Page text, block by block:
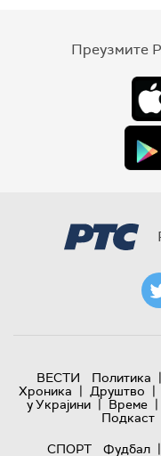
Преузмите
ВЕСТИ Политика |
Хроника | Друштво |
у Украјини | Време |
Подкаст
СПОРТ
Фудбал |